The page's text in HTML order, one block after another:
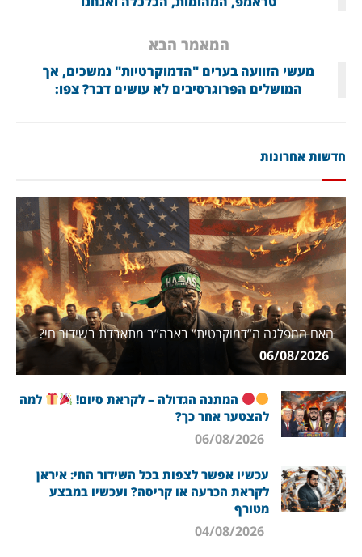
המאמר הבא
מעשי הזוועה בערים "הדמוקרטיות" נמשכים, אך
המושלים הפרוגרסיבים לא עושים דבר? צפו:
חדשות אחרונות
האם המפלגה ה”דמוקרטית” בארה”ב מתאבדת בשידור חי?
06/08/2026
המתנה הגדולה – לקראת סיום!
למה
להצטער אחר כך?
עכשיו אפשר לצפות בכל השידור החי: איראן
לקראת הכרעה או קריסה? ועכשיו במבצע
מטורף